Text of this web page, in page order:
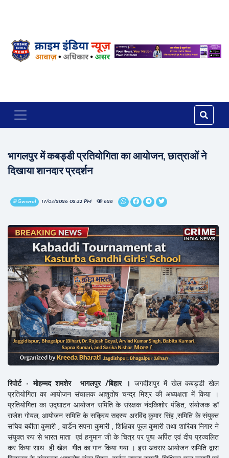
भागलपुर में कबड्डी प्रतियोगिता का आयोजन, छात्राओं ने
दिखाया शानदार प्रदर्शन
🌐 General 17/04/2026 02:32 PM 628
रिपोर्ट - मोहम्मद शमशेर भागलपुर /बिहार ।
जगदीशपुर में खेल कबड्डी खेल
प्रतियोगिता का आयोजन संचालक आशुतोष चन्द्र मिश्र की अध्यक्षता में किया ।
प्रतियोगिता का उद्घाटन आयोजन समिति के संरक्षक नंदकिशोर पंडित, संयोजक डॉ
राजेश गोयल, आयोजन समिति के सक्रिय सदस्य अरविंद कुमार सिंह ,समिति के संयुक्त
सचिव बबीता कुमारी , वार्डेन सपना कुमारी , शिक्षिका फूल कुमारी तथा शारिका निगार ने
संयुक्त रुप से भारत माता एवं हनुमान जी के चित्र पर पुष्प अर्पित एवं दीप प्रज्वलित
कर किया साथ ही खेल गीत का गान किया गया । इस अवसर आयोजन समिति द्वारा